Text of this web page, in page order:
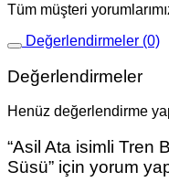
Tüm müşteri
Değerlendirmeler (0)
Değerlendirmeler
Henüz değerlendirme
“Asil Ata isimli Tren
Süsü” için yorum